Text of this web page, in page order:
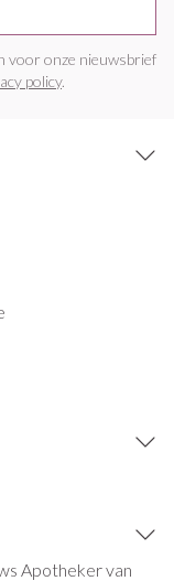
voor onze nieuwsbrief
policy.
Apotheker van